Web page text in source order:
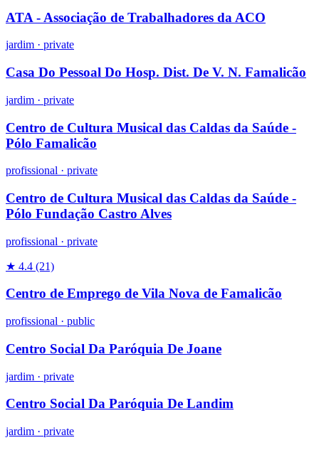
ATA - Associação de Trabalhadores da ACO
jardim · private
Casa Do Pessoal Do Hosp. Dist. De V. N. Famalicão
jardim · private
Centro de Cultura Musical das Caldas da Saúde -
Pólo Famalicão
profissional · private
Centro de Cultura Musical das Caldas da Saúde -
Pólo Fundação Castro Alves
profissional · private
★ 4.4 (21)
Centro de Emprego de Vila Nova de Famalicão
profissional · public
Centro Social Da Paróquia De Joane
jardim · private
Centro Social Da Paróquia De Landim
jardim · private